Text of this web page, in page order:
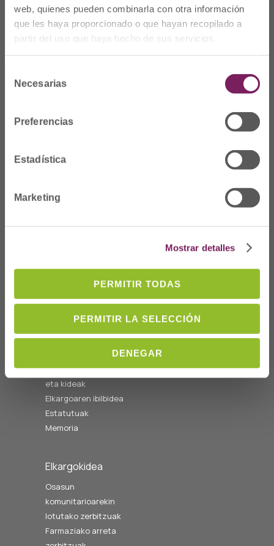
web, quienes pueden combinarla con otra información
que les haya proporcionado o que hayan recopilado a
partir del uso que haya hecho de sus servicios.
Necesarias
Preferencias
Estadística
Marketing
Mostrar detalles
PERMITIR TODAS
PERMITIR LA SELECCIÓN
DENEGAR
Prim Kalea, 2-1º
20006 Donostia/San
08:00etatik
cofgipuzkoa@cofgipuzkoa.eus
Nortzuk gara
Gobernu batzordea
eta kideak
Elkargoaren ibilbidea
Estatutuak
Memoria
Elkargokidea
Osasun
komunitarioarekin
lotutako zerbitzuak
Farmaziako arreta